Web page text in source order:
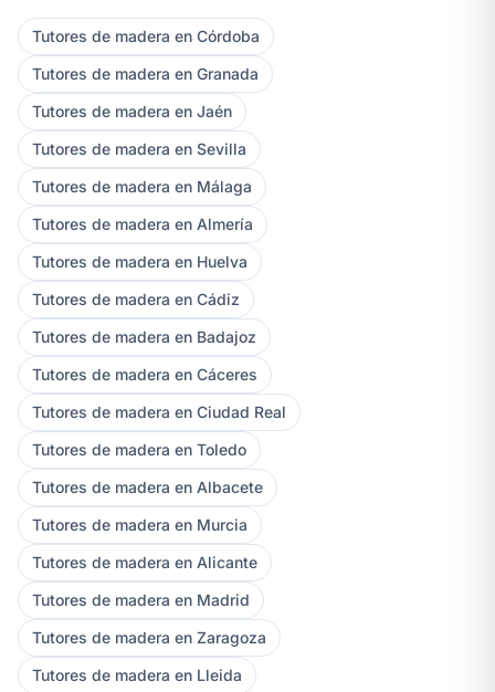
Tutores de madera en Córdoba
Tutores de madera en Granada
Tutores de madera en Jaén
Tutores de madera en Sevilla
Tutores de madera en Málaga
Tutores de madera en Almería
Tutores de madera en Huelva
Tutores de madera en Cádiz
Tutores de madera en Badajoz
Tutores de madera en Cáceres
Tutores de madera en Ciudad Real
Tutores de madera en Toledo
Tutores de madera en Albacete
Tutores de madera en Murcia
Tutores de madera en Alicante
Tutores de madera en Madrid
Tutores de madera en Zaragoza
Tutores de madera en Lleida